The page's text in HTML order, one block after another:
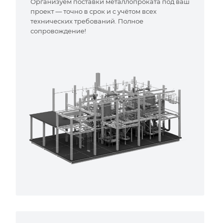
проект — точно в срок и с учётом всех
технических требований. Полное
сопровождение!